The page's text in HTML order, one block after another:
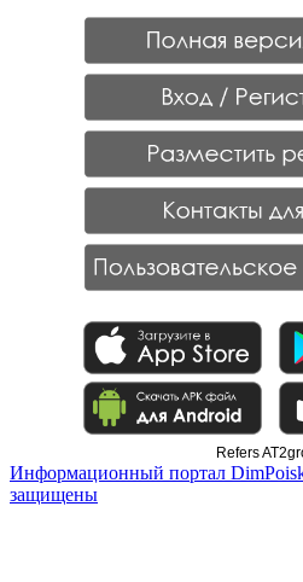
Refers
Информационный портал
защищены